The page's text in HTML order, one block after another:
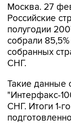
Москва. 27
Российские
полугодии
собрали
собранных
СНГ.
Такие данные
"Интерфакс-
СНГ. Итоги 1-